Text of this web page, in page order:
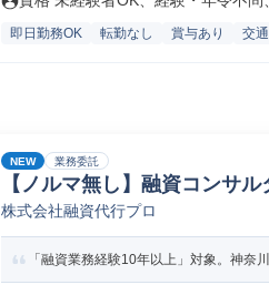
即日勤務OK 転勤なし 賞与あり 交
NEW 業務委託
【ノルマ無し】融資コンサル
株式会社融資代行プロ
「融資業務経験10年以上」対象。神奈